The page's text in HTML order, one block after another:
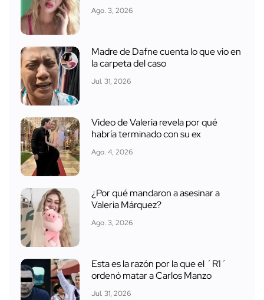
Ago. 3, 2026
Madre de Dafne cuenta lo que vio en
la carpeta del caso
Jul. 31, 2026
Video de Valeria revela por qué
habría terminado con su ex
Ago. 4, 2026
¿Por qué mandaron a asesinar a
Valeria Márquez?
Ago. 3, 2026
Esta es la razón por la que el ´R1´
ordenó matar a Carlos Manzo
Jul. 31, 2026